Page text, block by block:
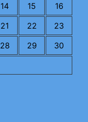
14 15
16
21 22
23
28 29
30